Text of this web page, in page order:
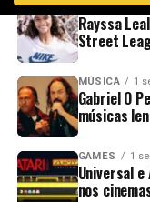
ESPORTE 1
Rayssa
Street
MÚSICA 1
Gabriel O
músicas
GAMES 1
Universal
nos